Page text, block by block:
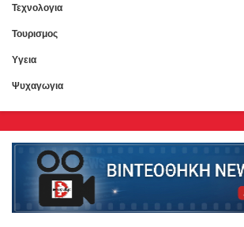
Τεχνολογια
Τουρισμος
Υγεια
Ψυχαγωγια